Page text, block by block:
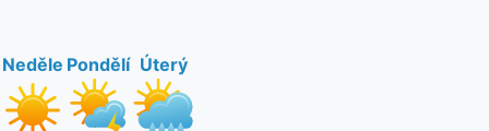
Neděle Pondělí Úterý